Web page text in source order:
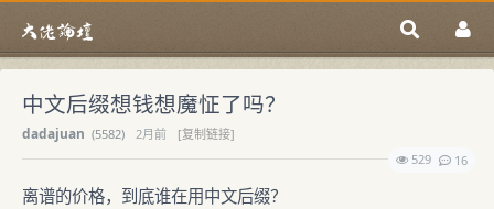
中文后缀想钱想魔怔了吗？
dadajuan (5582) 2月前
[复制链接]
529
16
离谱的价格，到底谁在用中文后缀？